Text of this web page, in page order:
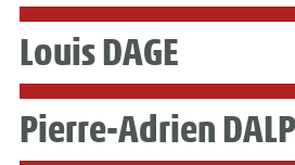
Louis DAGE
Pierre-Adrien